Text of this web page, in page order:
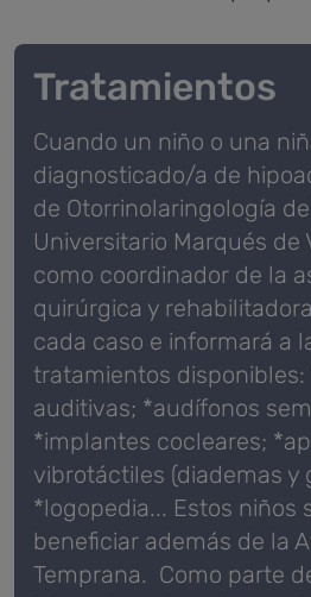
Tratamientos
Cuando un niño o una
diagnosticado/a de
de Otorrinolaringología
Universitario Marqués de
como coordinador de la
quirúrgica y
cada caso e informará a
tratamientos
auditivas; *audífonos
*implantes cocleares;
vibrotáctiles (diademas y
*logopedia... Estos niños
beneficiar además de la
Temprana. Como parte